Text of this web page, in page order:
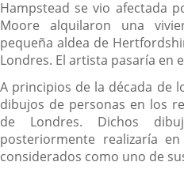
Hampstead se vio afectada
Moore alquilaron una
pequeña aldea de
Londres. El artista pasaría en
A principios de la década de
dibujos de personas en los
de Londres. Dichos
posteriormente realizaría
considerados como uno de